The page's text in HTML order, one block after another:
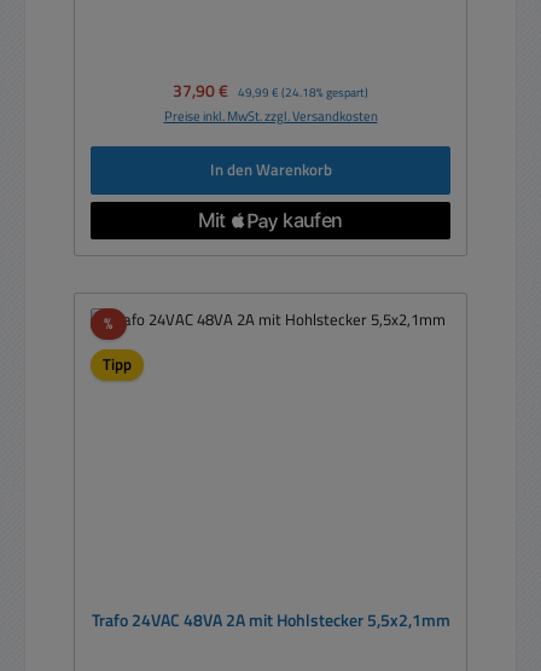
Verkaufspreis:
37,90 € Regulärer Preis:
49,99 € (24.18% gespart)
Preise inkl. MwSt. zzgl. Versandkosten
In den Warenkorb
%Rabatt
Tipp
Trafo 24VAC 48VA 2A mit Hohlstecker 5,5x2,1mm